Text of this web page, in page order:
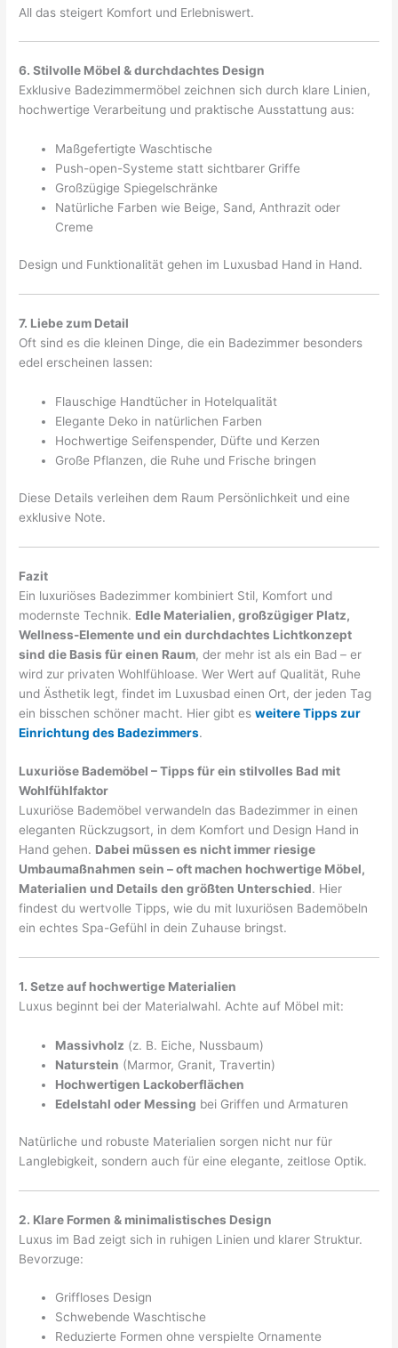
All das steigert Komfort und Erlebniswert.
6. Stilvolle Möbel & durchdachtes Design
Exklusive Badezimmermöbel zeichnen sich durch klare Linien,
hochwertige Verarbeitung und praktische Ausstattung aus:
Maßgefertigte Waschtische
Push-open-Systeme statt sichtbarer Griffe
Großzügige Spiegelschränke
Natürliche Farben wie Beige, Sand, Anthrazit oder
Creme
Design und Funktionalität gehen im Luxusbad Hand in Hand.
7. Liebe zum Detail
Oft sind es die kleinen Dinge, die ein Badezimmer besonders
edel erscheinen lassen:
Flauschige Handtücher in Hotelqualität
Elegante Deko in natürlichen Farben
Hochwertige Seifenspender, Düfte und Kerzen
Große Pflanzen, die Ruhe und Frische bringen
Diese Details verleihen dem Raum Persönlichkeit und eine
exklusive Note.
Fazit
Ein luxuriöses Badezimmer kombiniert Stil, Komfort und
modernste Technik. Edle Materialien, großzügiger Platz,
Wellness-Elemente und ein durchdachtes Lichtkonzept
sind die Basis für einen Raum, der mehr ist als ein Bad – er
wird zur privaten Wohlfühloase. Wer Wert auf Qualität, Ruhe
und Ästhetik legt, findet im Luxusbad einen Ort, der jeden Tag
ein bisschen schöner macht. Hier gibt esweitere Tipps zur
Einrichtung des Badezimmers.
Luxuriöse Bademöbel – Tipps für ein stilvolles Bad mit
Wohlfühlfaktor
Luxuriöse Bademöbel verwandeln das Badezimmer in einen
eleganten Rückzugsort, in dem Komfort und Design Hand in
Hand gehen. Dabei müssen es nicht immer riesige
Umbaumaßnahmen sein – oft machen hochwertige Möbel,
Materialien und Details den größten Unterschied. Hier
findest du wertvolle Tipps, wie du mit luxuriösen Bademöbeln
ein echtes Spa-Gefühl in dein Zuhause bringst.
1. Setze auf hochwertige Materialien
Luxus beginnt bei der Materialwahl. Achte auf Möbel mit:
Massivholz (z. B. Eiche, Nussbaum)
Naturstein (Marmor, Granit, Travertin)
Hochwertigen Lackoberflächen
Edelstahl oder Messing bei Griffen und Armaturen
Natürliche und robuste Materialien sorgen nicht nur für
Langlebigkeit, sondern auch für eine elegante, zeitlose Optik.
2. Klare Formen & minimalistisches Design
Luxus im Bad zeigt sich in ruhigen Linien und klarer Struktur.
Bevorzuge:
Griffloses Design
Schwebende Waschtische
Reduzierte Formen ohne verspielte Ornamente